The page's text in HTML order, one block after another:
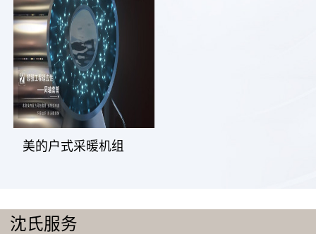
美的户式采暖机组
沈氏服务